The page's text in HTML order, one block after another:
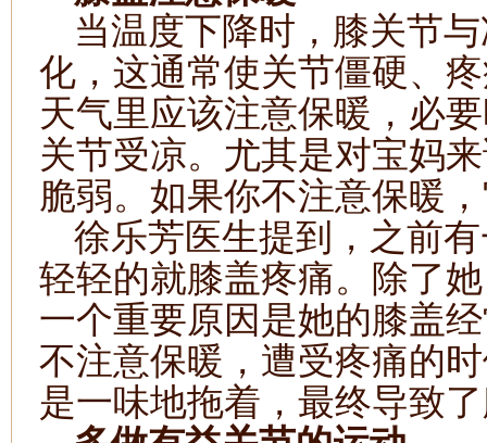
当温度下降时，膝关节
化，这通常使关节僵硬、
天气里应该注意保暖，必
关节受凉。尤其是对宝妈
脆弱。如果你不注意保暖
徐乐芳医生提到，之前
轻轻的就膝盖疼痛。除了
一个重要原因是她的膝盖
不注意保暖，遭受疼痛的
是一味地拖着，最终导致